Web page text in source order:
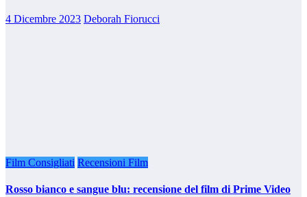
4 Dicembre 2023 Deborah Fiorucci
Film Consigliati Recensioni Film
Rosso bianco e sangue blu: recensione del film di Prime Video